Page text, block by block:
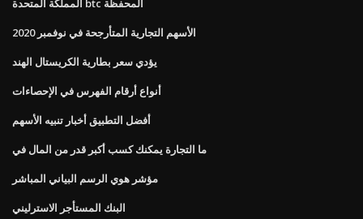
المملكة المتحدة btc المحفظة
الأسهم التجارية المتأرجحة في نوفمبر 2020
يؤدي سعر بطارية الكريستال الهند
أنواع أرقام الفهرس في الإحصاءات
أفضل التطبيق أخبار تنبيه الأسهم
ما التجارة يمكنك كسب أكبر قدر من المال في
مؤشر هوي الرسم البياني المباشر
البنك المستأجر الاسترليني